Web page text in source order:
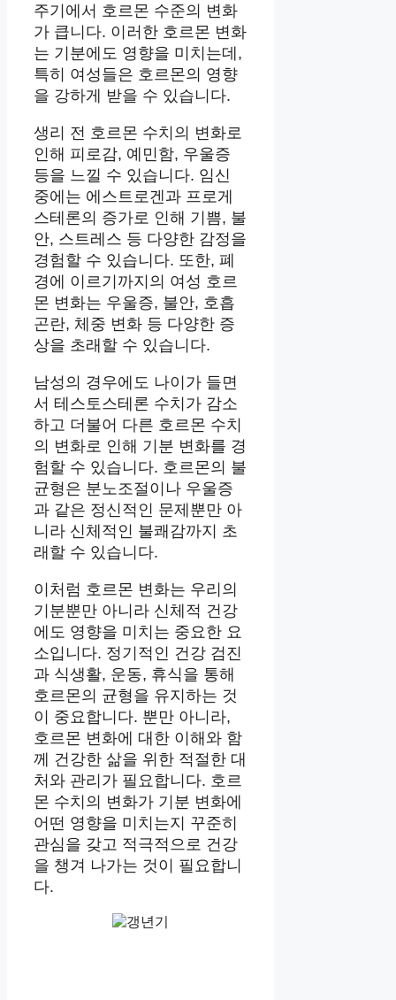
주기에서 호르몬 수준의 변화
가 큽니다. 이러한 호르몬 변화
는 기분에도 영향을 미치는데,
특히 여성들은 호르몬의 영향
을 강하게 받을 수 있습니다.
생리 전 호르몬 수치의 변화로
인해 피로감, 예민함, 우울증
등을 느낄 수 있습니다. 임신
중에는 에스트로겐과 프로게
스테론의 증가로 인해 기쁨, 불
안, 스트레스 등 다양한 감정을
경험할 수 있습니다. 또한, 폐
경에 이르기까지의 여성 호르
몬 변화는 우울증, 불안, 호흡
곤란, 체중 변화 등 다양한 증
상을 초래할 수 있습니다.
남성의 경우에도 나이가 들면
서 테스토스테론 수치가 감소
하고 더불어 다른 호르몬 수치
의 변화로 인해 기분 변화를 경
험할 수 있습니다. 호르몬의 불
균형은 분노조절이나 우울증
과 같은 정신적인 문제뿐만 아
니라 신체적인 불쾌감까지 초
래할 수 있습니다.
이처럼 호르몬 변화는 우리의
기분뿐만 아니라 신체적 건강
에도 영향을 미치는 중요한 요
소입니다. 정기적인 건강 검진
과 식생활, 운동, 휴식을 통해
호르몬의 균형을 유지하는 것
이 중요합니다. 뿐만 아니라,
호르몬 변화에 대한 이해와 함
께 건강한 삶을 위한 적절한 대
처와 관리가 필요합니다. 호르
몬 수치의 변화가 기분 변화에
어떤 영향을 미치는지 꾸준히
관심을 갖고 적극적으로 건강
을 챙겨 나가는 것이 필요합니
다.